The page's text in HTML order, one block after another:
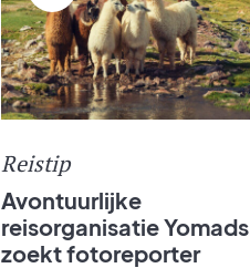
Reistip
Avontuurlijke
reisorganisatie Yomads
zoekt fotoreporter